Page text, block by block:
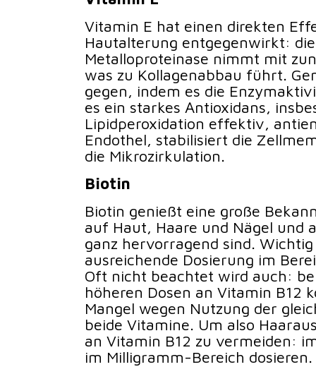
Vitamin E hat einen direkten
Hautalterung entgegenwirkt:
Metalloproteinase nimmt mit
was zu Kollagenabbau führt.
gegen, indem es die
es ein starkes Antioxidans,
Lipidperoxidation effektiv,
Endothel, stabilisiert die
die Mikrozirkulation.
Biotin
Biotin genießt eine große
auf Haut, Haare und Nägel und
ganz hervorragend sind.
ausreichende Dosierung im
Oft nicht beachtet wird auch:
höheren Dosen an Vitamin B12
Mangel wegen Nutzung der
beide Vitamine. Um also
an Vitamin B12 zu vermeiden:
im Milligramm-Bereich dosieren.